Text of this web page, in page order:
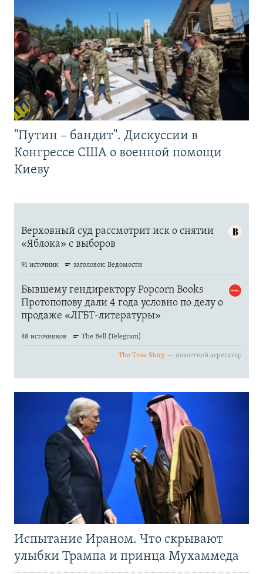
"Путин – бандит". Дискуссии в
Конгрессе США о военной помощи
Киеву
Испытание Ираном. Что скрывают
улыбки Трампа и принца Мухаммеда